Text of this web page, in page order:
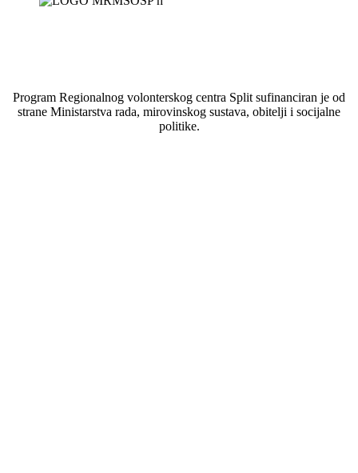
Program Regionalnog volonterskog centra Split sufinanciran je od
strane Ministarstva rada, mirovinskog sustava, obitelji i socijalne
politike.